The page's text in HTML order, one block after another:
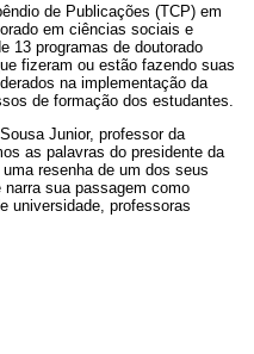
de Publicações (TCP) em
em ciências sociais e
13 programas de doutorado
fizeram ou estão fazendo suas
na implementação da
de formação dos estudantes.
Junior, professor da
as palavras do presidente da
resenha de um dos seus
narra sua passagem como
universidade, professoras